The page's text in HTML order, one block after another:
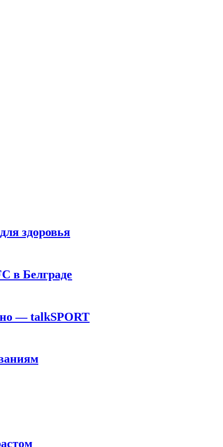
здоровья
в Белграде
— talkSPORT